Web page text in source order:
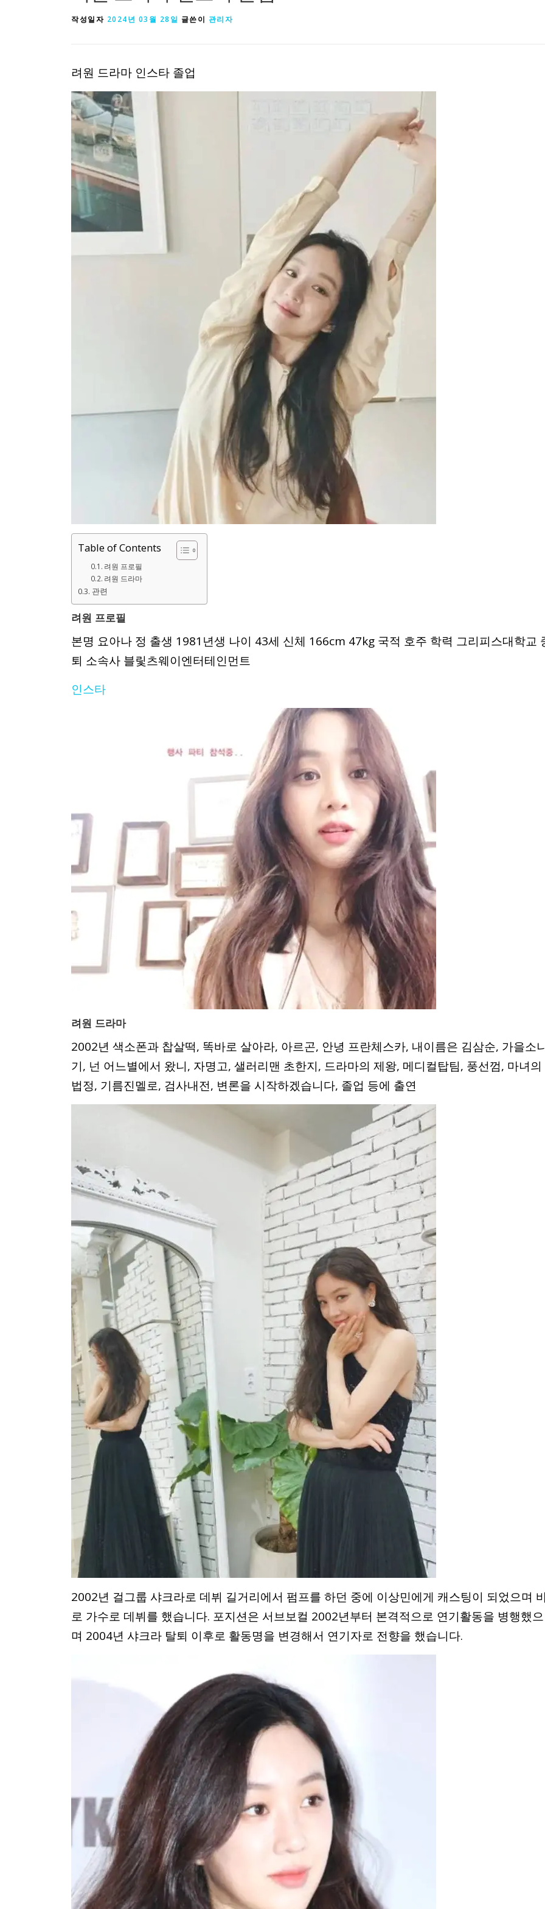
작성일자 2024년 03월 28일 글쓴이 관리자
려원 드라마 인스타 졸업
Table of Contents
려원 프로필
려원 드라마
관련
려원 프로필
본명 요아나 정 출생 1981년생 나이 43세 신체 166cm 47kg 국적 호주 학력 그리피스대학교
퇴 소속사 블맃츠웨이엔터테인먼트
인스타
려원 드라마
2002년 색소폰과 찹살떡, 똑바로 살아라, 아르곤, 안녕 프란체스카, 내이름은 김삼순, 가을소
기, 넌 어느별에서 왔니, 자명고, 샐러리맨 초한지, 드라마의 제왕, 메디컬탑팀, 풍선껌, 마녀의
법정, 기름진멜로, 검사내전, 변론을 시작하겠습니다, 졸업 등에 출연
2002년 걸그룹 샤크라로 데뷔 길거리에서 펌프를 하던 중에 이상민에게 캐스팅이 되었으며
로 가수로 데뷔를 했습니다. 포지션은 서브보컬 2002년부터 본격적으로 연기활동을 병행했으
며 2004년 샤크라 탈퇴 이후로 활동명을 변경해서 연기자로 전향을 했습니다.